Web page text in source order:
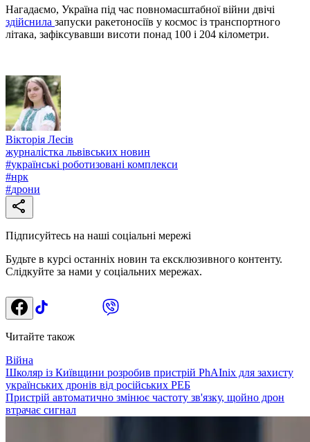
Нагадаємо, Україна під час повномасштабної війни двічі
здійснила запуски ракетоносіїв у космос із транспортного
літака, зафіксувавши висоти понад 100 і 204 кілометри.
Вікторія Лесів
журналістка львівських новин
#українські роботизовані комплекси
#нрк
#дрони
Підписуйтесь на наші соціальні мережі
Будьте в курсі останніх новин та ексклюзивного контенту.
Слідкуйте за нами у соціальних мережах.
Читайте також
Війна
Школяр із Київщини розробив пристрій PhAInix для захисту
українських дронів від російських РЕБ
Пристрій автоматично змінює частоту зв'язку, щойно дрон
втрачає сигнал